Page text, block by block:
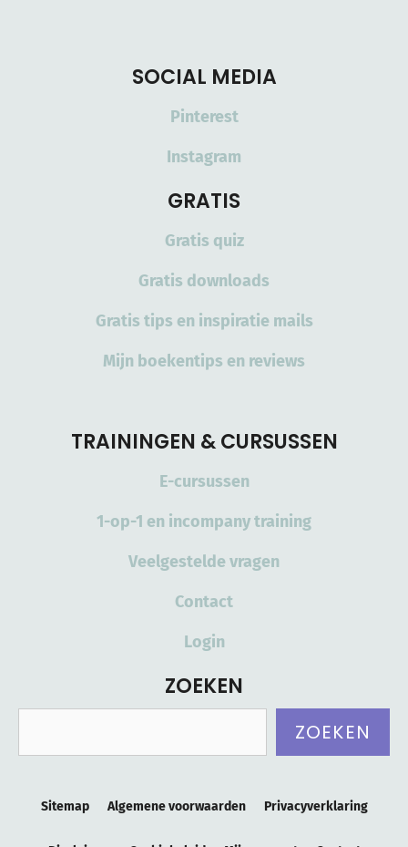
SOCIAL MEDIA
Pinterest
Instagram
GRATIS
Gratis quiz
Gratis downloads
Gratis tips en inspiratie mails
Mijn boekentips en reviews
TRAININGEN & CURSUSSEN
E-cursussen
1-op-1 en incompany training
Veelgestelde vragen
Contact
Login
ZOEKEN
ZOEKEN
Sitemap Algemene voorwaarden Privacyverklaring